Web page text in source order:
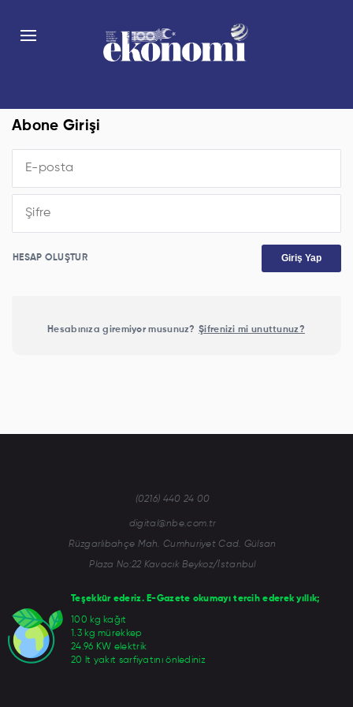
Abone Girişi
HESAP OLUŞTUR Giriş Yap
Hesabınıza giremiyor musunuz? Şifrenizi mi unuttunuz?
Teşekkür ederiz. E-Gazete okumayı tercih ederek yıllık;
100 kg kağıt
1.3 kg mürekkep
24.96 KW elektrik
20 lt yakıt sarfiyatını önlediniz
(0216) 440 24 00
digital@nbe.com.tr
Rüzgarlıbahçe Mah. Cumhuriyet Cad. Gülsan
Plaza No:22 Kavacık Beykoz/İstanbul